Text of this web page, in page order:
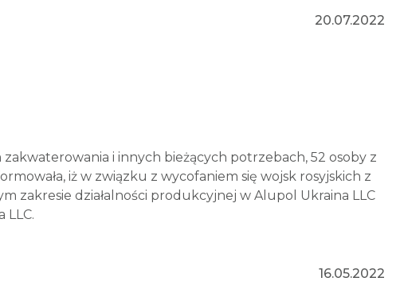
20.07.2022
i innych bieżących potrzebach, 52 osoby z
iż w związku z wycofaniem się wojsk rosyjskich z
zakresie działalności produkcyjnej w Alupol Ukraina LLC
LLC.
16.05.2022